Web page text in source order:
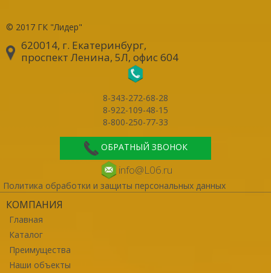
© 2017 ГК "Лидер"
620014, г. Екатеринбург,
проспект Ленина, 5Л, офис 604
8-343-272-68-28
8-922-109-48-15
8-800-250-77-33
ОБРАТНЫЙ ЗВОНОК
info@L06.ru
Политика обработки и защиты персональных данных
КОМПАНИЯ
Главная
Каталог
Преимущества
Наши объекты